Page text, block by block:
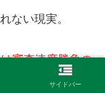
ない現実。
審査速度勝負の
サイドバー